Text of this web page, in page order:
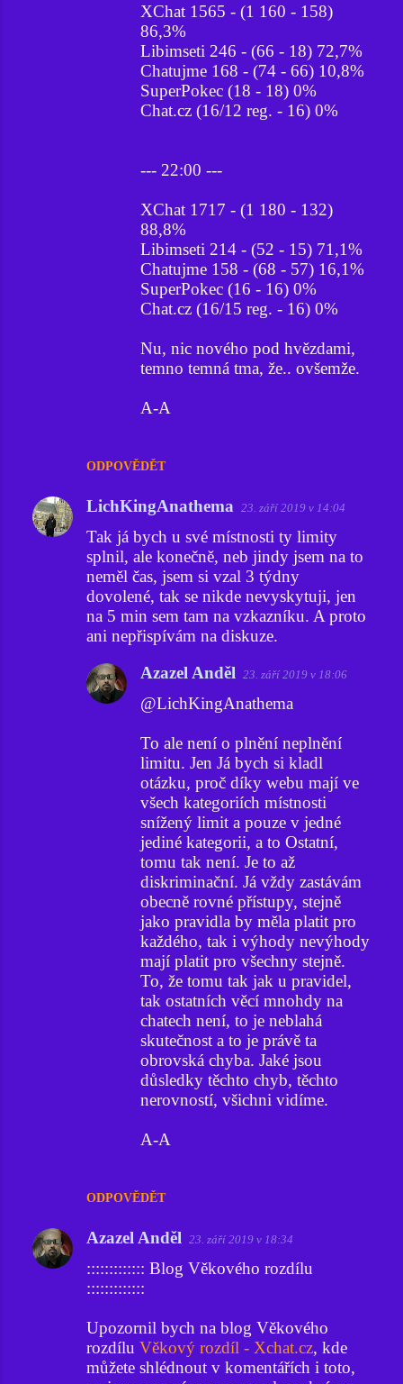
ODPOVĚDĚT
XChat 1565 - (1 160 - 158)
86,3%
Libimseti 246 - (66 - 18) 72,7%
Chatujme 168 - (74 - 66) 10,8%
SuperPokec (18 - 18) 0%
Chat.cz (16/12 reg. - 16) 0%
--- 22:00 ---
XChat 1717 - (1 180 - 132)
88,8%
Libimseti 214 - (52 - 15) 71,1%
Chatujme 158 - (68 - 57) 16,1%
SuperPokec (16 - 16) 0%
Chat.cz (16/15 reg. - 16) 0%
Nu, nic nového pod hvězdami,
temno temná tma, že.. ovšemže.
A-A
LichKingAnathema 23. září 2019 v 14:04
Tak já bych u své místnosti ty limity
splnil, ale konečně, neb jindy jsem na to
neměl čas, jsem si vzal 3 týdny
dovolené, tak se nikde nevyskytuji, jen
na 5 min sem tam na vzkazníku. A proto
ani nepřispívám na diskuze.
ODPOVĚDĚT
Azazel Anděl 23. září 2019 v 18:06
@LichKingAnathema
To ale není o plnění neplnění
limitu. Jen Já bych si kladl
otázku, proč díky webu mají ve
všech kategoriích místnosti
snížený limit a pouze v jedné
jediné kategorii, a to Ostatní,
tomu tak není. Je to až
diskriminační. Já vždy zastávám
obecně rovné přístupy, stejně
jako pravidla by měla platit pro
každého, tak i výhody nevýhody
mají platit pro všechny stejně.
To, že tomu tak jak u pravidel,
tak ostatních věcí mnohdy na
chatech není, to je neblahá
skutečnost a to je právě ta
obrovská chyba. Jaké jsou
důsledky těchto chyb, těchto
nerovností, všichni vidíme.
A-A
Azazel Anděl 23. září 2019 v 18:34
::::::::::::: Blog Věkového rozdílu
:::::::::::::
Upozornil bych na blog Věkového
rozdílu Věkový rozdíl - Xchat.cz, kde
můžete shlédnout v komentářích i toto,